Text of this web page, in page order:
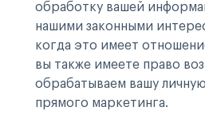
обработку вашей
нашими законными
когда это имеет
вы также имеете право
обрабатываем вашу
прямого маркетинга.